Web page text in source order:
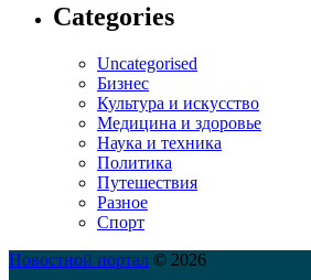
Categories
Uncategorised
Бизнес
Культура и искусство
Медицина и здоровье
Наука и техника
Политика
Путешествия
Разное
Спорт
Новостной портал © 2026